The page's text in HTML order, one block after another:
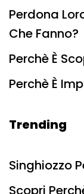
Perdona
Che Fanno?
Perchè È
Perchè È
Trending
Singhiozzo
Scopri